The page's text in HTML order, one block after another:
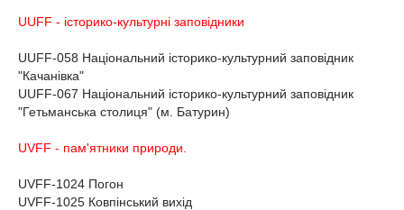
UUFF - історико-культурні заповідники
UUFF-058 Національний історико-культурний заповідник
"Качанівка"
UUFF-067 Національний історико-культурний заповідник
"Гетьманська столиця" (м. Батурин)
UVFF - пам'ятники природи.
UVFF-1024 Погон
UVFF-1025 Ковпінський вихід